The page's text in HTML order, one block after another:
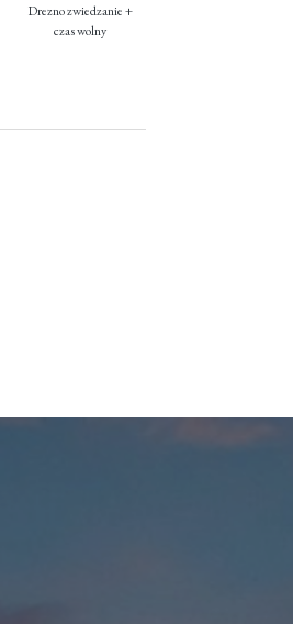
Drezno zwiedzanie +
czas wolny